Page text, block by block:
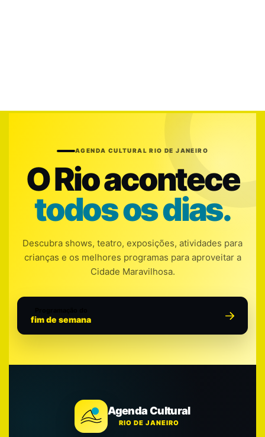
AGENDA CULTURAL RIO DE JANEIRO
O Rio acontece
todos os dias.
Descubra shows, teatro, exposições, atividades para
crianças e os melhores programas para aproveitar a
Cidade Maravilhosa.
fim de semana
Agenda Cultural
RIO DE JANEIRO